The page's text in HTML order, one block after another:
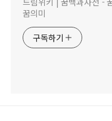
꿈의미
구독하기